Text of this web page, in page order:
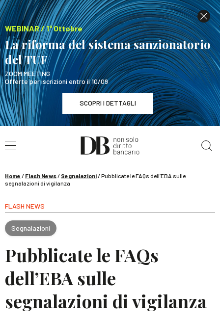
WEBINAR / 1° Ottobre
La riforma del sistema sanzionatorio
del TUF
ZOOM MEETING
Offerte per iscrizioni entro il 10/09
SCOPRI I DETTAGLI
WEBINAR / 1° Ottobre
La riforma del sistema sanzionatorio del TUF
Home / Flash News/ Segnalazioni/Pubblicate le FAQs dell’EBA sulle
segnalazioni di vigilanza
FLASH NEWS
Segnalazioni
Pubblicate le FAQs
dell’EBA sulle
segnalazioni di vigilanza